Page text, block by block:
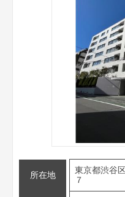
所在地
東京都渋谷
７